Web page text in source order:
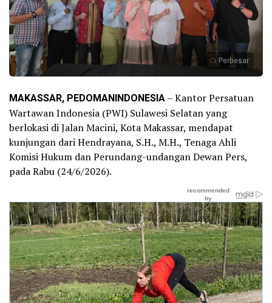
Perbesar
MAKASSAR, PEDOMANINDONESIA– Kantor Persatuan
Wartawan Indonesia (PWI) Sulawesi Selatan yang
berlokasi di Jalan Macini, Kota Makassar, mendapat
kunjungan dari Hendrayana, S.H., M.H., Tenaga Ahli
Komisi Hukum dan Perundang-undangan Dewan Pers,
pada Rabu (24/6/2026).